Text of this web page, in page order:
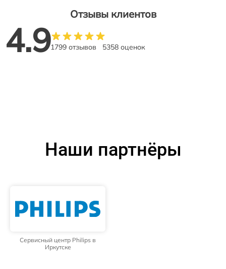
Отзывы клиентов
4.91799 отзывов 5358 оценок
Наши партнёры
Сервисный центр Philips в
Иркутске